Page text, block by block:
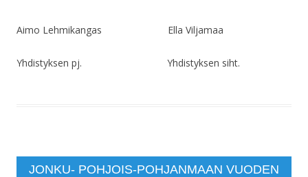
Aimo Lehmikangas Ella Viljamaa
Yhdistyksen pj. Yhdistyksen siht.
JONKU- POHJOIS-POHJANMAAN VUODEN